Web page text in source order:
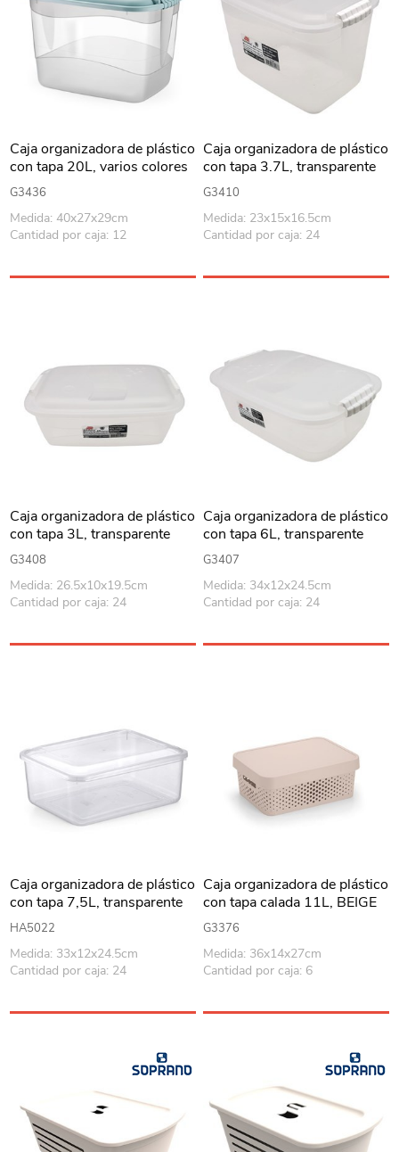
Caja organizadora de plástico
con tapa 20L, varios colores
G3436
Medida: 40x27x29cm
Cantidad por caja: 12
Caja organizadora de plástico
con tapa 3.7L, transparente
G3410
Medida: 23x15x16.5cm
Cantidad por caja: 24
Caja organizadora de plástico
con tapa 3L, transparente
G3408
Medida: 26.5x10x19.5cm
Cantidad por caja: 24
Caja organizadora de plástico
con tapa 6L, transparente
G3407
Medida: 34x12x24.5cm
Cantidad por caja: 24
Caja organizadora de plástico
con tapa 7,5L, transparente
HA5022
Medida: 33x12x24.5cm
Cantidad por caja: 24
Caja organizadora de plástico
con tapa calada 11L, BEIGE
G3376
Medida: 36x14x27cm
Cantidad por caja: 6